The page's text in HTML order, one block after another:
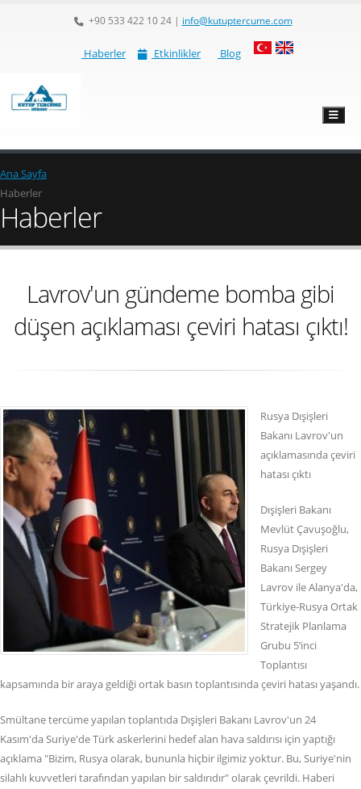
+90 533 422 10 24| info@kutuptercume.com
Haberler Etkinlikler Blog
Ana Sayfa
Haberler
Haberler
Lavrov'un gündeme bomba gibi
düşen açıklaması çeviri hatası çıktı!
Rusya Dışişleri
Bakanı Lavrov'un
açıklamasında çeviri
hatası çıktı
Dışişleri Bakanı
Mevlüt Çavuşoğlu,
Rusya Dışişleri
Bakanı Sergey
Lavrov ile Alanya'da,
Türkiye-Rusya Ortak
Stratejik Planlama
Grubu 5’inci
Toplantısı
kapsamında bir araya geldiği ortak basın toplantısında çeviri hatası yaşandı.
Smültane tercüme yapılan toplantıda Dışişleri Bakanı Lavrov'un 24
Kasım'da Suriye'de Türk askerlerini hedef alan hava saldırısı için yaptığı
açıklama "Bizim, Rusya olarak, bununla hiçbir ilgimiz yoktur. Bu, Suriye'nin
silahlı kuvvetleri tarafından yapılan bir saldırıdır" olarak çevrildi. Haberi